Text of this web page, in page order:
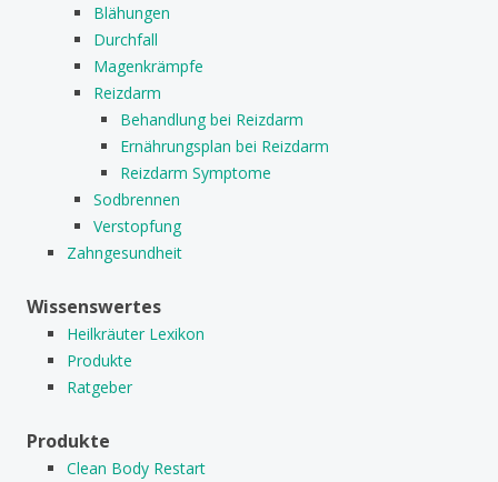
Blähungen
Durchfall
Magenkrämpfe
Reizdarm
Behandlung bei Reizdarm
Ernährungsplan bei Reizdarm
Reizdarm Symptome
Sodbrennen
Verstopfung
Zahngesundheit
Wissenswertes
Heilkräuter Lexikon
Produkte
Ratgeber
Produkte
Clean Body Restart